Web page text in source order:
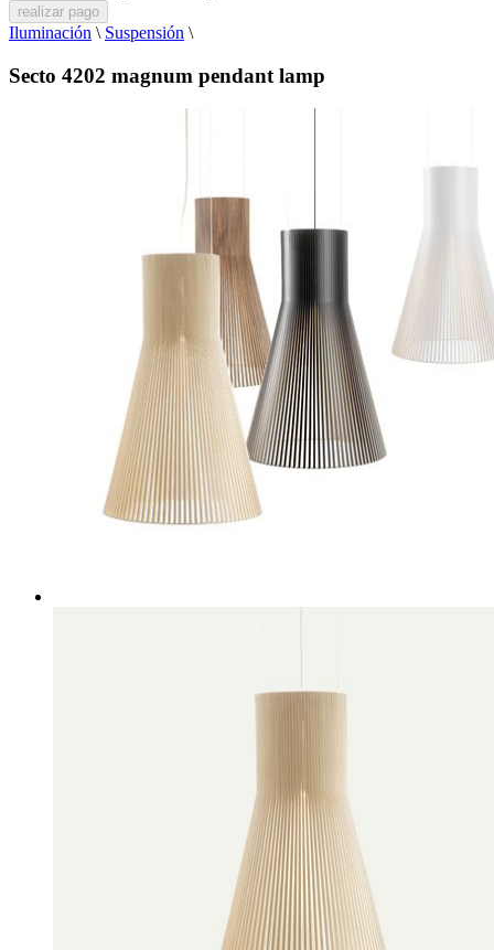
realizar pago
Iluminación \ Suspensión \
Secto 4202 magnum pendant lamp